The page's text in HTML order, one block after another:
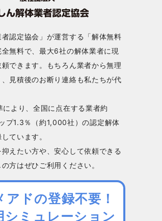
者認定協会」が運営する「解体無料
無料で、最大6社の解体業者に現
できます。もちろん業者から無理
見積後のお断り連絡も私たちが代
より、全国に点在する業者約
プ1.3％（約1,000社）の認定解体
ています。
えたい方や、安心して依頼できる
方はぜひご利用ください。
アドの登録不要！
シミュレーション